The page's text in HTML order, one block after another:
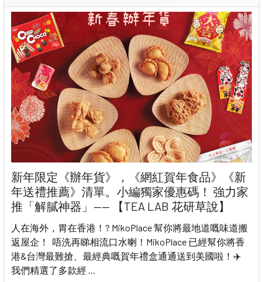
新年限定《辦年貨》，《網紅賀年食品》《新
年送禮推薦》清單。小編獨家優惠碼！ 強力家
推「解膩神器」—— 【TEA LAB 花研草說】
人在海外，胃在香港！? MikoPlace 幫你將最地道嘅味道搬
返屋企！ 唔洗再睇相流口水喇！MikoPlace 已經幫你將香
港&台灣最難搶、最經典嘅賀年禮盒通通送到美國啦！✈️
我們精選了多款經 …